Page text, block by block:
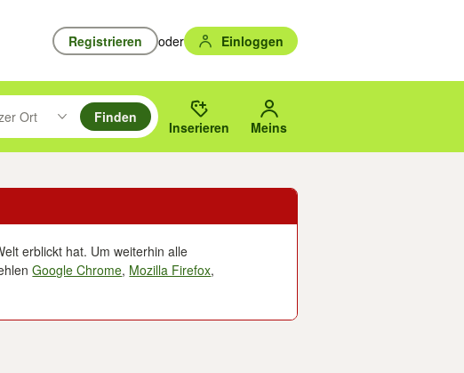
Registrieren oder Einloggen
unten durchsuchen und mit Eingabetaste auswählen.
drücken um zu suchen, oder Vorschläge mit den Pfeiltasten nach oben/
Ort
im Umkreis des gewählten Orts oder PLZ.
Finden
Inserieren Meins
erblickt hat. Um weiterhin alle
Google Chrome, Mozilla Firefox,